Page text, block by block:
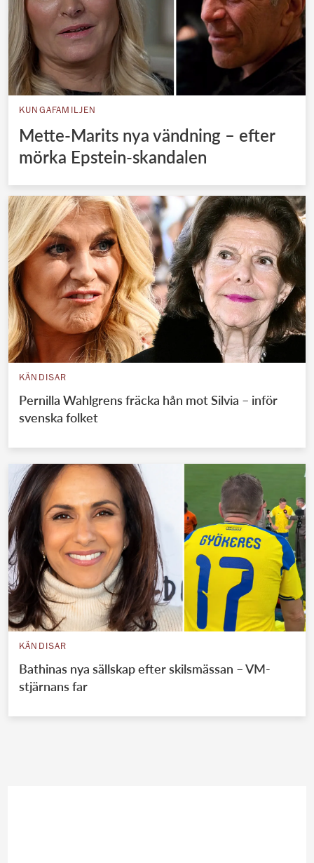
KUNGAFAMILJEN
Mette-Marits nya vändning – efter
mörka Epstein-skandalen
KÄNDISAR
Pernilla Wahlgrens fräcka hån mot Silvia – inför
svenska folket
KÄNDISAR
Bathinas nya sällskap efter skilsmässan – VM-
stjärnans far